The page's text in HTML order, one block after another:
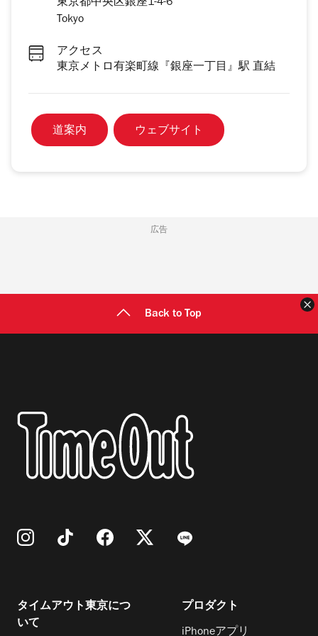
東京都中央区銀座1-4-6
Tokyo
アクセス
東京メトロ有楽町線『銀座一丁目』駅 直結
道案内 ウェブサイト
広告
Back to Top
タイムアウト東京につ
いて
プロダクト
iPhoneアプリ